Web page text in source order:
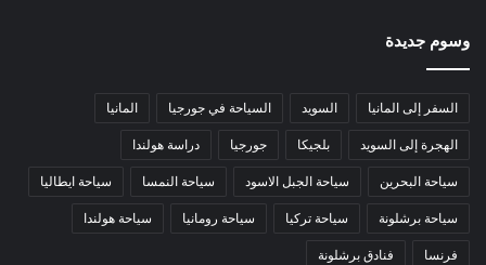
وسوم جديدة
السفر إلى المانيا السويد السياحة في جورجيا المانيا
الهجرة إلى السويد بلجيكا جورجيا دراسة هولندا
سياحة البحرين سياحة الجبل الاسود سياحة النمسا سياحة ايطاليا
سياحة برشلونة سياحة تركيا سياحة رومانيا سياحة هولندا
فرنسا فنادق برشلونة